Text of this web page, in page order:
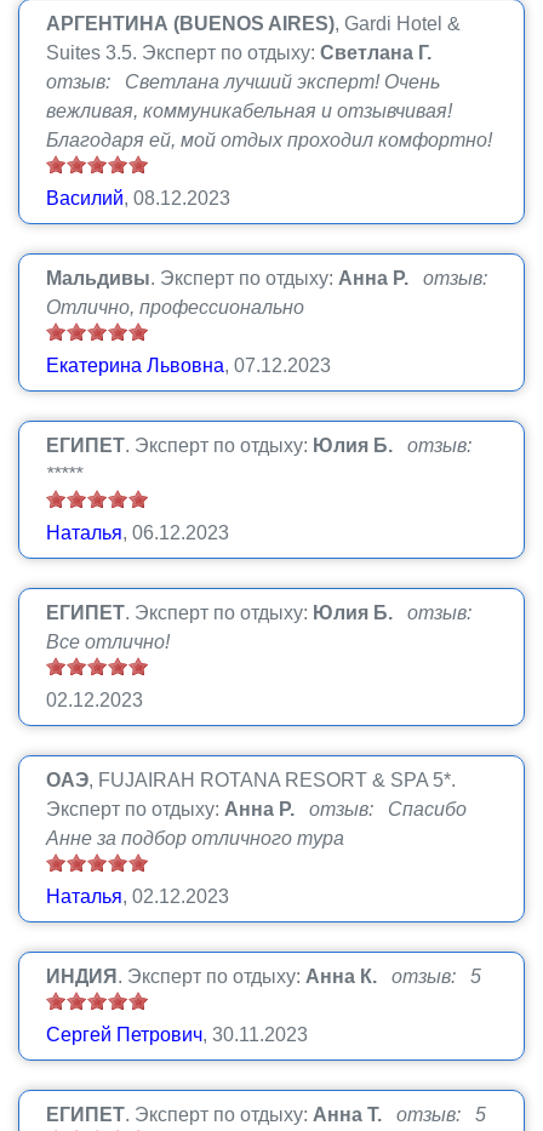
АРГЕНТИНА (BUENOS AIRES), Gardi Hotel &
Suites 3.5. Эксперт по отдыху: Светлана Г.
отзыв: Светлана лучший эксперт! Очень
вежливая, коммуникабельная и отзывчивая!
Благодаря ей, мой отдых проходил комфортно!
Василий, 08.12.2023
Мальдивы. Эксперт по отдыху: Анна Р.
отзыв:
Отлично, профессионально
Екатерина Львовна, 07.12.2023
ЕГИПЕТ. Эксперт по отдыху: Юлия Б.
отзыв:
*****
Наталья, 06.12.2023
ЕГИПЕТ. Эксперт по отдыху: Юлия Б.
отзыв:
Все отлично!
02.12.2023
ОАЭ, FUJAIRAH ROTANA RESORT & SPA 5*.
Эксперт по отдыху: Анна Р.
отзыв: Спасибо
Анне за подбор отличного тура
Наталья, 02.12.2023
ИНДИЯ . Эксперт по отдыху: Анна К. отзыв: 5
Сергей Петрович, 30.11.2023
ЕГИПЕТ. Эксперт по отдыху: Анна Т. отзыв: 5